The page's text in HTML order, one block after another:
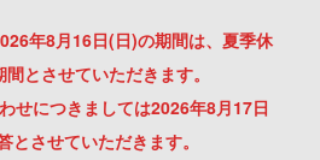
年8月16日(日)の期間は、夏季休
とさせていただきます。
せにつきましては2026年8月17日
とさせていただきます。